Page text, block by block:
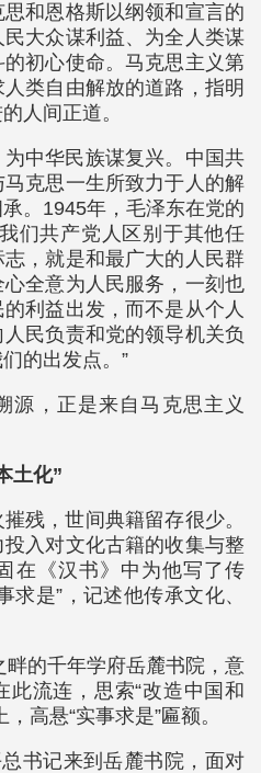
思和恩格斯以纲领和宣言的
大众谋利益、为全人类谋
初心使命。马克思主义第
类自由解放的道路，指明
人间正道。
中华民族谋复兴。中国共
克思一生所致力于人的解
。1945年，毛泽东在党的
们共产党人区别于其他任
，就是和最广大的人民群
全意为人民服务，一刻也
利益出发，而不是从个人
民负责和党的领导机关负
的出发点。”
源，正是来自马克思主义
土化”
残，世间典籍留存很少。
入对文化古籍的收集与整
在《汉书》中为他写了传
求是”，记述他传承文化、
畔的千年学府岳麓书院，意
流连，思索“改造中国和
高悬“实事求是”匾额。
书记来到岳麓书院，面对